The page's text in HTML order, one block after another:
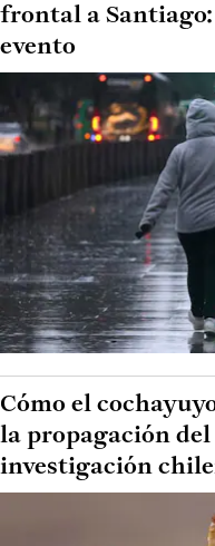
frontal a
evento
Cómo el
la propagación
investigación